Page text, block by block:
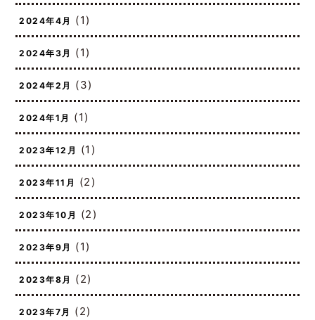
2024年8月(2)
2024年4月(1)
2024年3月(1)
2024年2月(3)
2024年1月(1)
2023年12月 (1)
2023年11月(2)
2023年10月 (2)
2023年9月(1)
2023年8月(2)